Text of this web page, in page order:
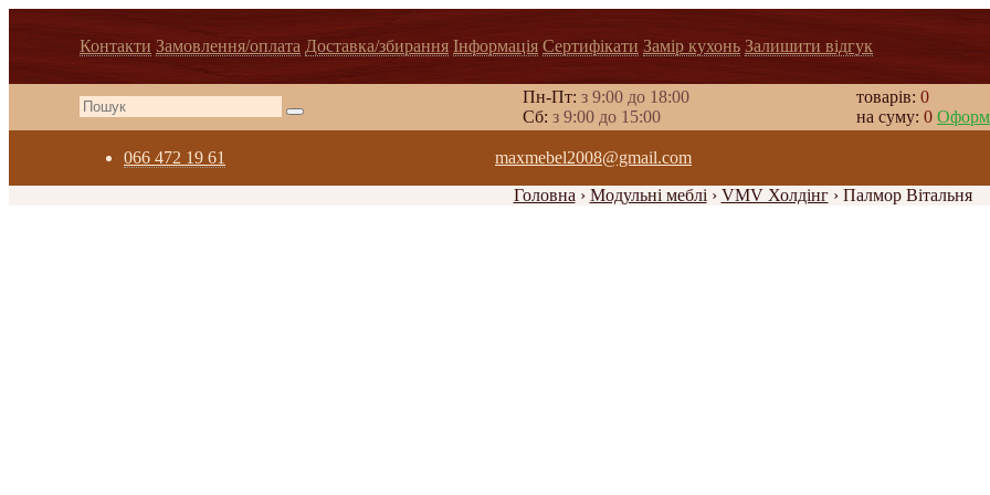
Контакти Замовлення/оплата Доставка/збирання Інформація Сертифікати Замір кухонь Залишити відгук
Пн-Пт: з 9:00 до 18:00
Cб: з 9:00 до 15:00
товарів: 0
на суму: 0
066 472 19 61 maxmebel2008@gmail.com
Головна › Модульні меблі › VMV Холдінг› Палмор Вітальня